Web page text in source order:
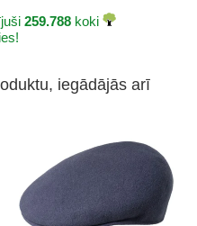
259.788 koki
iegādājās arī